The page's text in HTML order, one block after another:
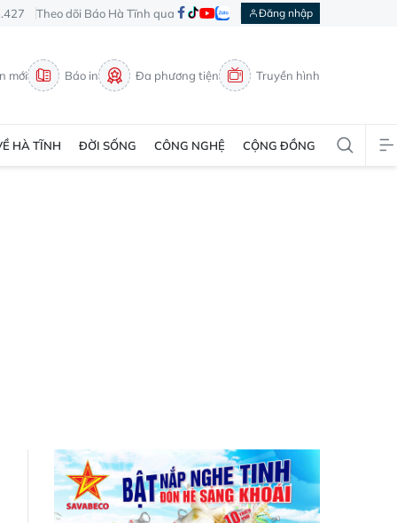
Theo dõi Báo Hà Tĩnh qua Đăng nhập
mới Báo in Đa phương tiện Truyền hình
HÀ TĨNH ĐỜI SỐNG CÔNG NGHỆ CỘNG ĐỒNG